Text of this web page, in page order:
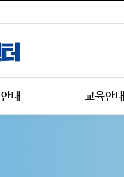
내 교육안내